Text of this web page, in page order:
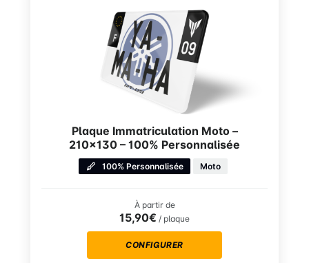
Plaque Immatriculation Moto –
210×130 – 100% Personnalisée
100% Personnalisée Moto
À partir de
15,90€ / plaque
CONFIGURER